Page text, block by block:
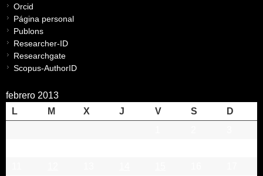
Orcid
Página personal
Publons
Researcher-ID
Researchgate
Scopus-AuthorID
febrero 2013
L
M X J V S
D